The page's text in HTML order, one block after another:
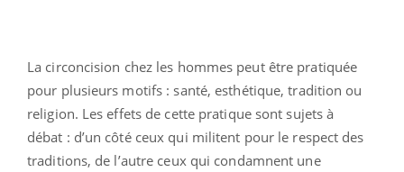
La circoncision chez les hommes peut être pratiquée
pour plusieurs motifs : santé, esthétique, tradition ou
religion. Les effets de cette pratique sont sujets à
débat : d’un côté ceux qui militent pour le respect des
traditions, de l’autre ceux qui condamnent une